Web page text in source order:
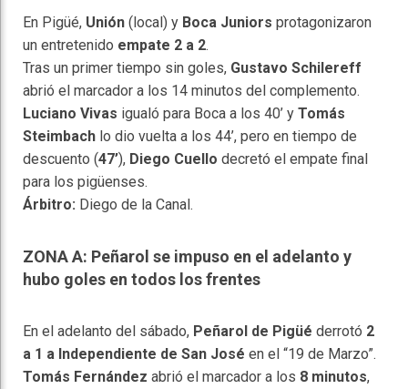
En Pigüé, Unión (local) y Boca Juniors protagonizaron
un entretenido empate 2 a 2.
Tras un primer tiempo sin goles, Gustavo Schilereff
abrió el marcador a los 14 minutos del complemento.
Luciano Vivas igualó para Boca a los 40’ y Tomás
Steimbach lo dio vuelta a los 44’, pero en tiempo de
descuento (47’), Diego Cuello decretó el empate final
para los pigüenses.
Árbitro: Diego de la Canal.
ZONA A: Peñarol se impuso en el adelanto y
hubo goles en todos los frentes
En el adelanto del sábado, Peñarol de Pigüé derrotó 2
a 1 a Independiente de San José en el “19 de Marzo”.
Tomás Fernández abrió el marcador a los 8 minutos,